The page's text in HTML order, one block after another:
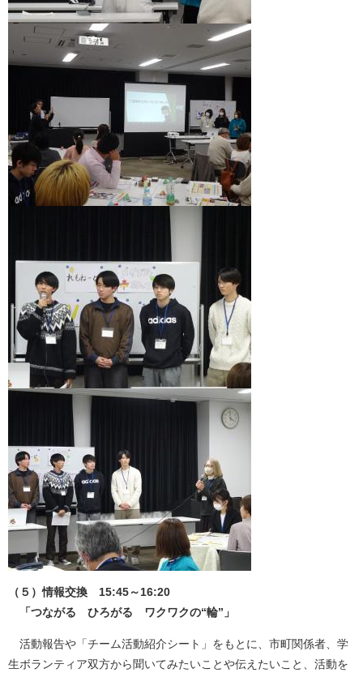
（５）情報交換 15:45～16:20
「つながる ひろがる ワクワクの“輪”」
活動報告や「チーム活動紹介シート」をもとに、市町関係者、学
生ボランティア双方から聞いてみたいことや伝えたいこと、活動を